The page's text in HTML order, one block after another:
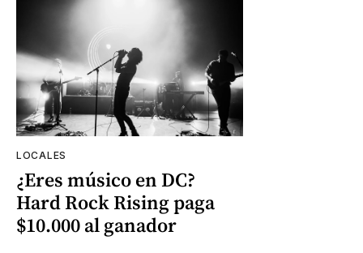
LOCALES
¿Eres músico en DC?
Hard Rock Rising paga
$10.000 al ganador